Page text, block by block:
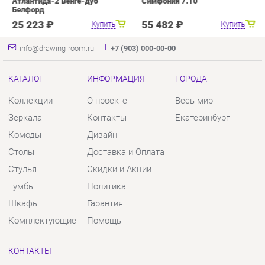
Коллекции
Зеркала
Комоды
Столы
Стулья
Контакты
Дизайн
Доставка и Оплата
Скидки и Акции
Екатеринбург
КОНТАКТЫ
Шоурум и склад самовывоза
Адрес: г. Екатеринбург, пер.
Базовый, 47
Телефон: +7 (903) 000-00-00